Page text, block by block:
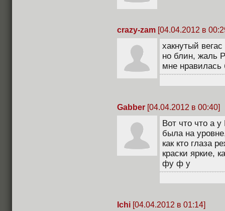
crazy-zam [04.04.2012 в
хакнутый
но блин, жаль
мне
Gabber [04.04.2012 в 00:40]
Вот что что а
была на
как кто глаза
краски яркие,
фу ф у
Ichi [04.04.2012 в 01:14]